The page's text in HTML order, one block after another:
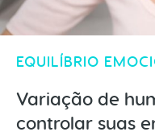
EQUILÍBRIO
Variação de
controlar suas